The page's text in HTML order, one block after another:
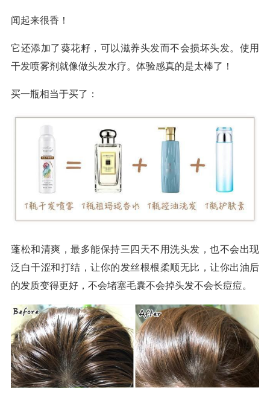
闻起来很香！
它还添加了葵花籽，可以滋养头发而不会损坏头发。使用
干发喷雾剂就像做头发水疗。体验感真的是太棒了！
买一瓶相当于买了：
蓬松和清爽，最多能保持三四天不用洗头发，也不会出现
泛白干涩和打结，让你的发丝根根柔顺无比，让你出油后
的发质变得更好，不会堵塞毛囊不会掉头发不会长痘痘。